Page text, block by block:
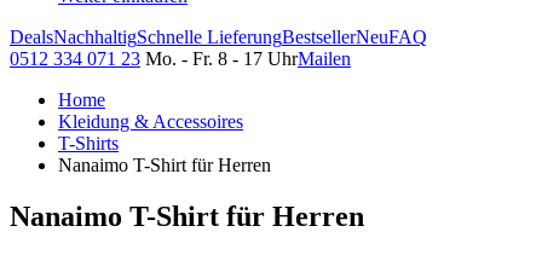
DealsNachhaltigSchnelle LieferungBestsellerNeuFAQ
0512 334 071 23 Mo. - Fr. 8 - 17 UhrMailen
Home
Kleidung & Accessoires
T-Shirts
Nanaimo T-Shirt für Herren
Nanaimo T-Shirt für Herren